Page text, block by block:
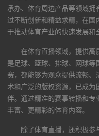
承办、体育周边产品等领域
过不断创新和精益求精，在国
于推动体育产业的快速发展和
在体育直播领域，提供高
是足球、篮球、排球、网球等
赛，都能够为观众提供流畅
术和广泛的版权资源，已成为
伴。通过精准的赛事转播和专
丰富、更精彩的体育内容。
除了体育直播，还积极参